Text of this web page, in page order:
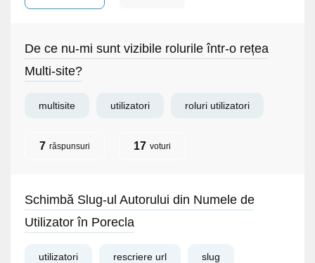
De ce nu-mi sunt vizibile rolurile într-o rețea
Multi-site?
multisite utilizatori roluri utilizatori
7 răspunsuri 17 voturi
Schimbă Slug-ul Autorului din Numele de
Utilizator în Porecla
utilizatori rescriere url slug